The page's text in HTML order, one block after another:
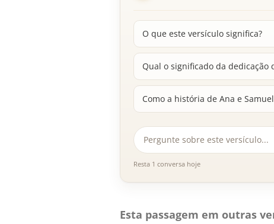
O que este versículo significa?
Qual o significado da dedicação
Como a história de Ana e
Resta 1 conversa hoje
Esta passagem em outras